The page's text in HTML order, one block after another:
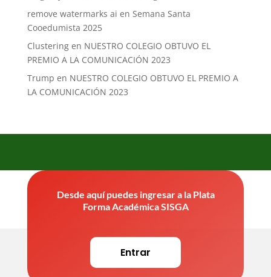
remove watermarks ai en Semana Santa
Cooedumista 2025
Clusteringen NUESTRO COLEGIO OBTUVO EL
PREMIO A LA COMUNICACIÓN 2023
Trump en NUESTRO COLEGIO OBTUVO EL PREMIO A
LA COMUNICACIÓN 2023
Desde aquí puedes ingresar a la Plata
Forma Académica SISGA
Entrar